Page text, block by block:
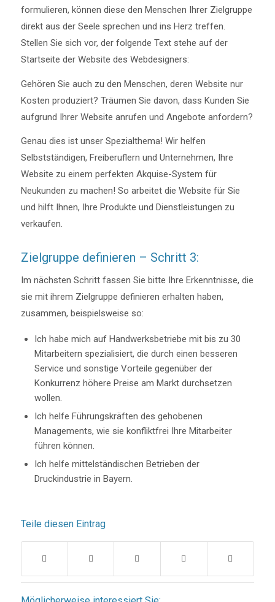
formulieren, können diese den Menschen Ihrer Zielgruppe
direkt aus der Seele sprechen und ins Herz treffen.
Stellen Sie sich vor, der folgende Text stehe auf der
Startseite der Website des Webdesigners:
Gehören Sie auch zu den Menschen, deren Website nur
Kosten produziert? Träumen Sie davon, dass Kunden Sie
aufgrund Ihrer Website anrufen und Angebote anfordern?
Genau dies ist unser Spezialthema! Wir helfen
Selbstständigen, Freiberuflern und Unternehmen, Ihre
Website zu einem perfekten Akquise-System für
Neukunden zu machen! So arbeitet die Website für Sie
und hilft Ihnen, Ihre Produkte und Dienstleistungen zu
verkaufen.
Zielgruppe definieren – Schritt 3:
Im nächsten Schritt fassen Sie bitte Ihre Erkenntnisse, die
sie mit ihrem Zielgruppe definieren erhalten haben,
zusammen, beispielsweise so:
Ich habe mich auf Handwerksbetriebe mit bis zu 30
Mitarbeitern spezialisiert, die durch einen besseren
Service und sonstige Vorteile gegenüber der
Konkurrenz höhere Preise am Markt durchsetzen
wollen.
Ich helfe Führungskräften des gehobenen
Managements, wie sie konfliktfrei Ihre Mitarbeiter
führen können.
Ich helfe mittelständischen Betrieben der
Druckindustrie in Bayern.
Teile diesen Eintrag